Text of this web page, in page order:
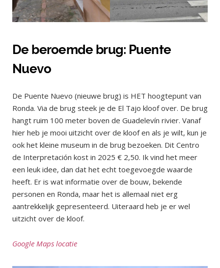
De beroemde brug: Puente
Nuevo
De Puente Nuevo (nieuwe brug) is HET hoogtepunt van
Ronda. Via de brug steek je de El Tajo kloof over. De brug
hangt ruim 100 meter boven de Guadelevín rivier. Vanaf
hier heb je mooi uitzicht over de kloof en als je wilt, kun je
ook het kleine museum in de brug bezoeken. Dit Centro
de Interpretación kost in 2025 € 2,50. Ik vind het meer
een leuk idee, dan dat het echt toegevoegde waarde
heeft. Er is wat informatie over de bouw, bekende
personen en Ronda, maar het is allemaal niet erg
aantrekkelijk gepresenteerd. Uiteraard heb je er wel
uitzicht over de kloof.
Google Maps locatie